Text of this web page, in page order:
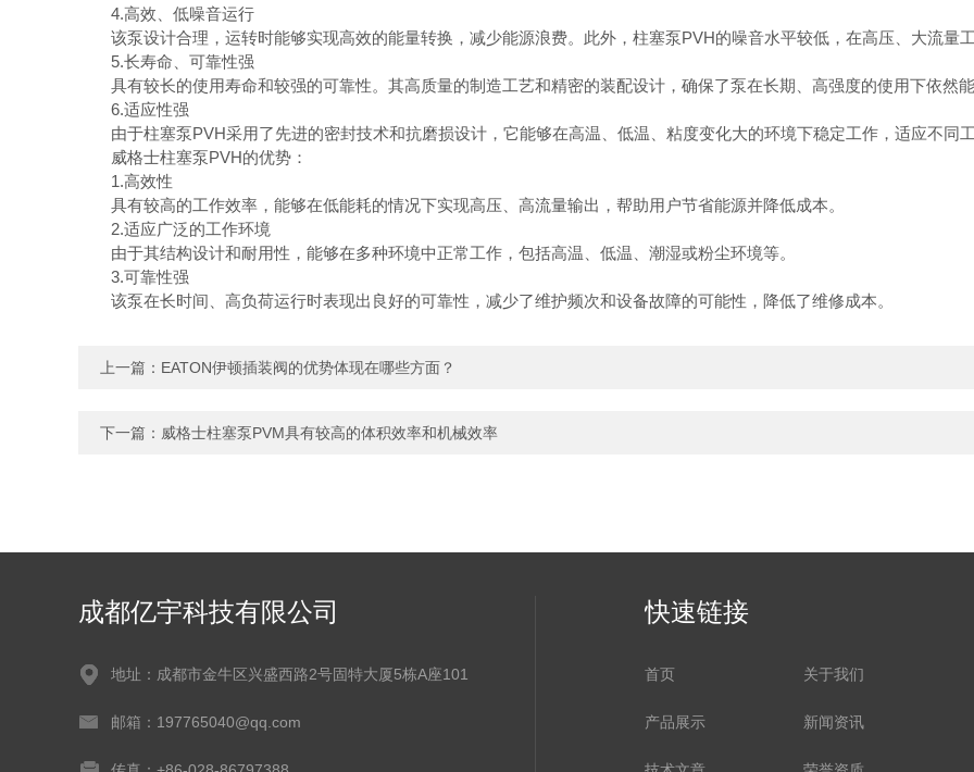
4.高效、低噪音运行
该泵设计合理，运转时能够实现高效的能量转换，减少能源浪费。此外，柱塞泵PVH的噪音水平较低，在高压、大流量
5.长寿命、可靠性强
具有较长的使用寿命和较强的可靠性。其高质量的制造工艺和精密的装配设计，确保了泵在长期、高强度的使用下依然
6.适应性强
由于柱塞泵PVH采用了先进的密封技术和抗磨损设计，它能够在高温、低温、粘度变化大的环境下稳定工作，适应不同
威格士柱塞泵PVH的优势：
1.高效性
具有较高的工作效率，能够在低能耗的情况下实现高压、高流量输出，帮助用户节省能源并降低成本。
2.适应广泛的工作环境
由于其结构设计和耐用性，能够在多种环境中正常工作，包括高温、低温、潮湿或粉尘环境等。
3.可靠性强
该泵在长时间、高负荷运行时表现出良好的可靠性，减少了维护频次和设备故障的可能性，降低了维修成本。
上一篇： EATON伊顿插装阀的优势体现在哪些方面？
下一篇： 威格士柱塞泵PVM具有较高的体积效率和机械效率
成都亿宇科技有限公司
地址：成都市金牛区兴盛西路2号固特大厦5栋A座101
邮箱：197765040@qq.com
快速链接
首页 关于我们
产品展示 新闻资讯